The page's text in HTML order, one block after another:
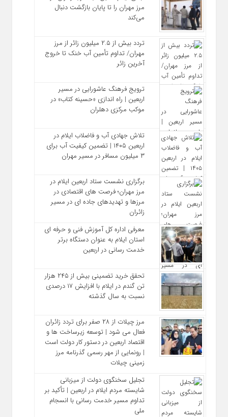
مرز مهران را تا پایان بازگشت دنبال
می‌کند
تردد بیش از ۲.۵ میلیون زائر از مرز
مهران/ تداوم تأمین آب خنک تا خروج
آخرین زائر
ترویج فرهنگ عاشورایی در مسیر
اربعین | راه‌ اندازی «حسینه کتاب» در
موکب مرکزی دهلران
تلاش جهادی آب و فاضلاب ایلام در
اربعین ۱۴۰۵ | تضمین کیفیت آب برای
۳ میلیون مسافر در مسیر مهران
برگزاری نشست ستاد اربعین ایلام در
مرز مهران؛ فرصت‌ های اقتصادی در
مرزها و تهدیدهای جاده‌ ای در مسیر
زائران
معرفی اداره کل آموزش فنی و حرفه‌ ای
استان ایلام به‌ عنوان دستگاه برتر
خدمت‌ رسانی در اربعین
تحقق خرید تضمینی بیش از ۲۴۵ هزار
تن گندم در ایلام با افزایش ۱۷ درصدی
نسبت به سال گذشته
مرز چیلات از ۲۸ صفر برای تردد زائران
فعال می‌ شود | توسعه زیرساخت‌ ها و
اقتصاد اربعین در دستور کار دولت است
| رونمایی از مهر رسمی گذرنامه مرز
زمینی چیلات
تجلیل سخنگوی دولت از میزبانی
شایسته مردم ایلام در اربعین | تأکید بر
تداوم مسیر خدمت‌ رسانی با انسجام
ملی